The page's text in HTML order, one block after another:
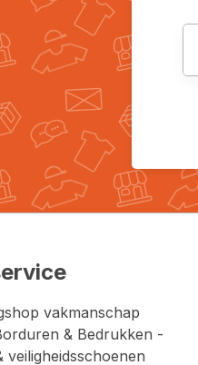
vakmanschap
& Bedrukken -
veiligheidsschoenen